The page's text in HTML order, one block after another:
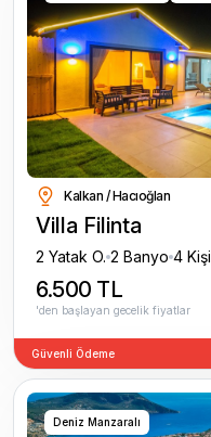
Kalkan / Hacıoğlan
Villa Filinta
2 Yatak O. 2 Banyo 4 Kişi
6.500 TL
'den başlayan gecelik fiyatlar
Güvenli Ödeme
Deniz Manzaralı